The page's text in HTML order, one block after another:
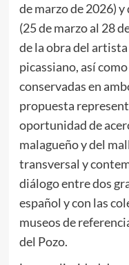
de marzo de 2026)
(25 de marzo al 28
de la obra del
picassiano, así
conservadas en
propuesta
oportunidad de
malagueño y del
transversal y
diálogo entre dos
español y con las
museos de
del Pozo.